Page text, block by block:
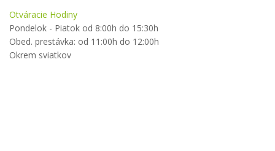
Otváracie Hodiny
Pondelok - Piatok od 8:00h do 15:30h
Obed. prestávka: od 11:00h do 12:00h
Okrem sviatkov